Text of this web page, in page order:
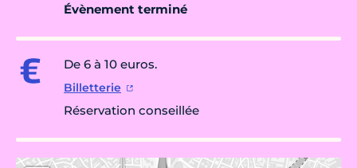
Évènement terminé
De 6 à 10 euros.
Billetterie
Réservation conseillée